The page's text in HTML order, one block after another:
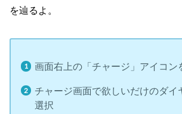
を辿るよ。
画面右上の「チャージ」アイコン
チャージ画面で欲しいだけのダイ
選択